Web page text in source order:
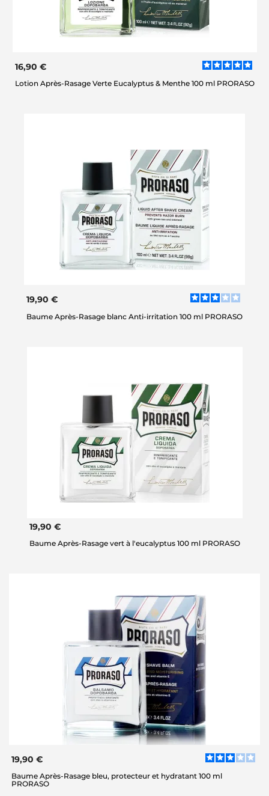
16,90 €
Lotion Après-Rasage Verte Eucalyptus & Menthe 100 ml PRORASO
19,90 €
Baume Après-Rasage blanc Anti-irritation 100 ml PRORASO
19,90 €
Baume Après-Rasage vert à l'eucalyptus 100 ml PRORASO
19,90 €
Baume Après-Rasage bleu, protecteur et hydratant 100 ml
PRORASO